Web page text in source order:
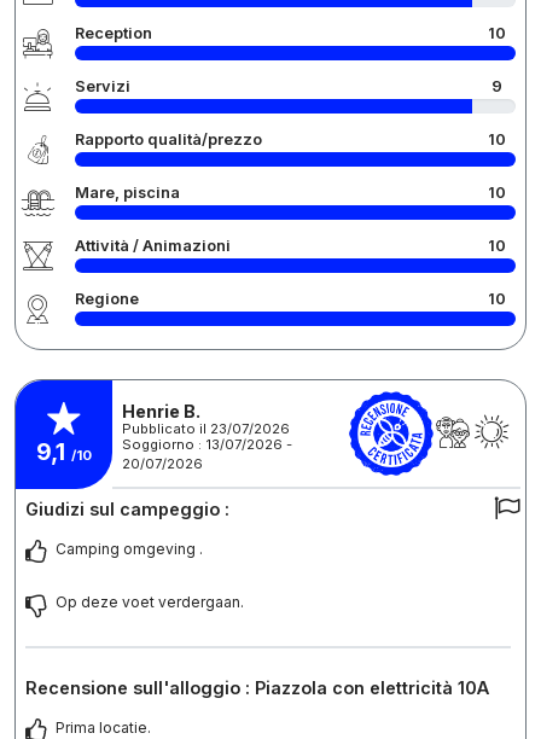
Reception 10
Servizi 9
Rapporto qualità/prezzo 10
Mare, piscina 10
Attività / Animazioni 10
Regione 10
9,1 /10
Henrie B.
Pubblicato il 23/07/2026
Soggiorno : 13/07/2026 -
20/07/2026
Giudizi sul campeggio :
Camping omgeving .
Op deze voet verdergaan.
Recensione sull'alloggio : Piazzola con elettricità 10A
Prima locatie.